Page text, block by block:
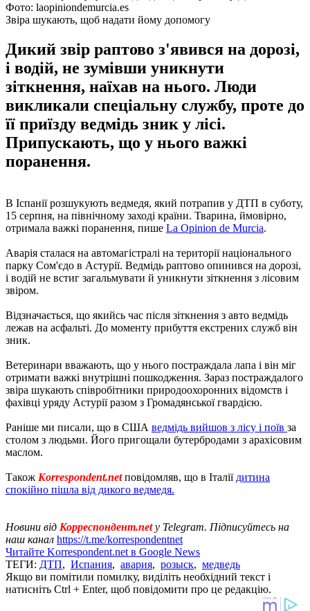
Фото: laopiniondemurcia.es
Звіра шукають, щоб надати йому допомогу
Дикий звір раптово з'явився на дорозі,
і водій, не зумівши уникнути
зіткнення, наїхав на нього. Люди
викликали спеціальну службу, проте до
її приїзду ведмідь зник у лісі.
Припускають, що у нього важкі
поранення.
В Іспанії розшукують ведмедя, який потрапив у ДТП в суботу,
15 серпня, на північному заході країни. Тварина, ймовірно,
отримала важкі поранення, пише La Opinion de Murcia.
Аварія сталася на автомагістралі на території національного
парку Сом'єдо в Астурії. Ведмідь раптово опинився на дорозі,
і водій не встиг загальмувати й уникнути зіткнення з лісовим
звіром.
Відзначається, що якийсь час після зіткнення з авто ведмідь
лежав на асфальті. До моменту прибуття екстрених служб він
зник.
Ветеринари вважають, що у нього постраждала лапа і він міг
отримати важкі внутрішні пошкодження. Зараз постраждалого
звіра шукають співробітники природоохоронних відомств і
фахівці уряду Астурії разом з Громадянської гвардією.
Раніше ми писали, що в США ведмідь вийшов з лісу і поїв за
столом з людьми. Його пригощали бутербродами з арахісовим
маслом.
Також Korrespondent.netповідомляв, що в Італії дитина
спокійно пішла від дикого ведмедя.
Новини від Корреспондент.net у Telegram. Підписуйтесь на
наш канал https://t.me/korrespondentnet
Читайте Korrespondent.net в Google News
ТЕГИ: ДТП, Испания, авария, розыск, медведь
Якщо ви помітили помилку, виділіть необхідний текст і
натисніть Ctrl + Enter, щоб повідомити про це редакцію.